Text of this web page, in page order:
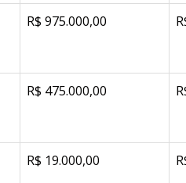
R$ 975.000,00
R$ 475.000,00
R$ 19.000,00